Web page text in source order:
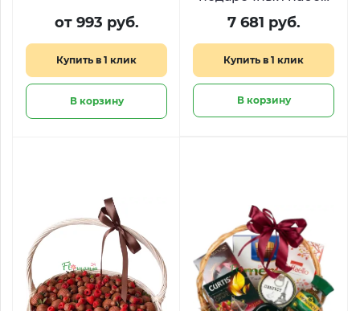
от 993 руб.
Купить в 1 клик
В корзину
Kinder Heart
7 681 руб.
Купить в 1 клик
В корзину